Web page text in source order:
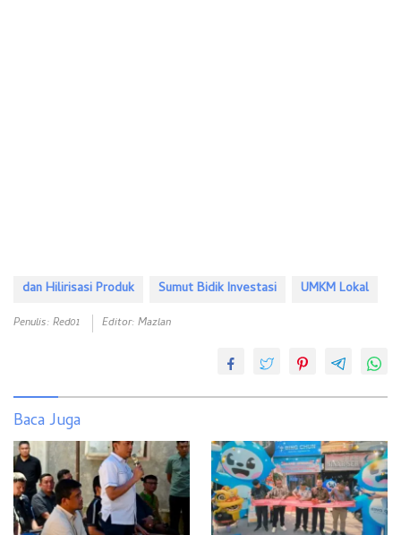
dan Hilirisasi Produk Sumut Bidik Investasi UMKM Lokal
Penulis: Red01 Editor: Mazlan
Baca Juga